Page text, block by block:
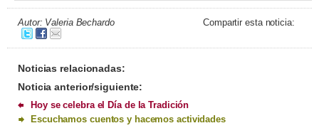
Autor: Valeria Bechardo Compartir esta noticia:
Noticias relacionadas:
Noticia anterior/siguiente:
Hoy se celebra el Día de la Tradición
Escuchamos cuentos y hacemos actividades